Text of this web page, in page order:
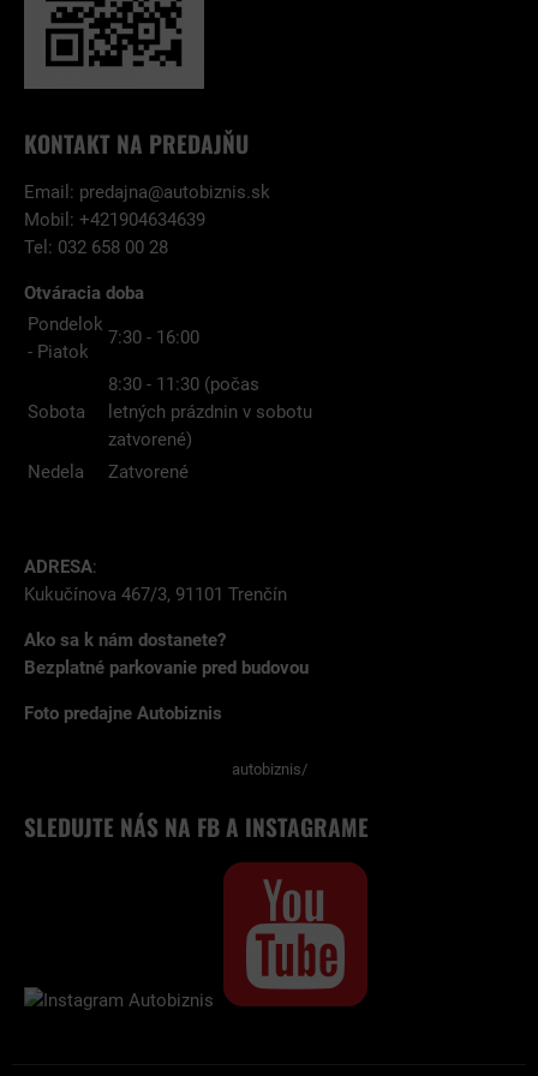
KONTAKT NA PREDAJŇU
Email: predajna@autobiznis.sk
Mobil: +421904634639
Tel: 032 658 00 28
Otváracia doba
Pondelok
- Piatok
7:30 - 16:00
Sobota
8:30 - 11:30 (počas
letných prázdnin v sobotu
zatvorené)
Nedela
Zatvorené
ADRESA:
Kukučínova 467/3, 91101 Trenčín
Ako sa k nám dostanete?
Bezplatné parkovanie pred budovou
Foto predajne Autobiznis
autobiznis/
SLEDUJTE NÁS NA FB A INSTAGRAME